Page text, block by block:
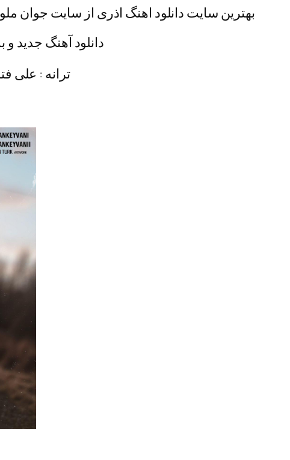
بهترین سایت دانلود اهنگ اذری از سایت جوان
دانلود آهنگ جدید و
ترانه : علی